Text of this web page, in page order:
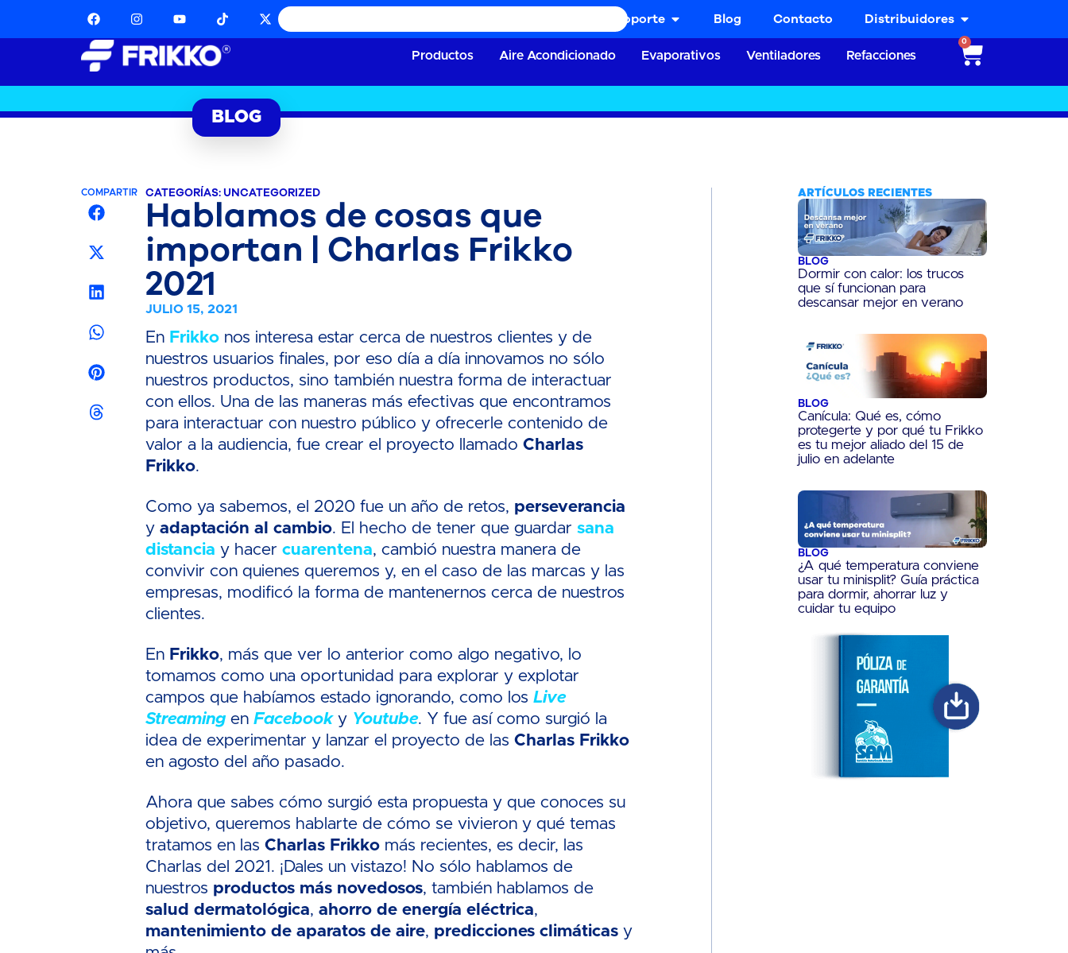
Soporte Blog Contacto Distribuidores
Productos Aire Acondicionado Evaporativos Ventiladores Refacciones
0
BLOG
COMPARTIR CATEGORÍAS:UNCATEGORIZED
Hablamos de cosas que
importan | Charlas Frikko
2021
JULIO 15, 2021
En Frikko nos interesa estar cerca de nuestros clientes y de
nuestros usuarios finales, por eso día a día innovamos no sólo
nuestros productos, sino también nuestra forma de interactuar
con ellos. Una de las maneras más efectivas que encontramos
para interactuar con nuestro público y ofrecerle contenido de
valor a la audiencia, fue crear el proyecto llamadoCharlas
Frikko.
Como ya sabemos, el 2020 fue un año de retos, perseverancia
yadaptación al cambio. El hecho de tener que guardarsana
distancia y hacercuarentena, cambió nuestra manera de
convivir con quienes queremos y, en el caso de las marcas y las
empresas, modificó la forma de mantenernos cerca de nuestros
clientes.
En Frikko, más que ver lo anterior como algo negativo, lo
tomamos como una oportunidad para explorar y explotar
campos que habíamos estado ignorando, como losLive
StreamingenFacebooky Youtube. Y fue así como surgió la
idea de experimentar y lanzar el proyecto de lasCharlas Frikko
en agosto del año pasado.
Ahora que sabes cómo surgió esta propuesta y que conoces su
objetivo, queremos hablarte de cómo se vivieron y qué temas
tratamos en lasCharlas Frikko más recientes, es decir, las
Charlas del 2021. ¡Dales un vistazo! No sólo hablamos de
nuestros productos más novedosos, también hablamos de
salud dermatológica,ahorro de energía eléctrica,
mantenimiento de aparatos de aire, predicciones climáticas y
ARTÍCULOS RECIENTES
BLOG
Dormir con calor: los trucos
que sí funcionan para
descansar mejor en verano
BLOG
Canícula: Qué es, cómo
protegerte y por qué tu Frikko
es tu mejor aliado del 15 de
julio en adelante
BLOG
¿A qué temperatura conviene
usar tu minisplit? Guía práctica
para dormir, ahorrar luz y
cuidar tu equipo